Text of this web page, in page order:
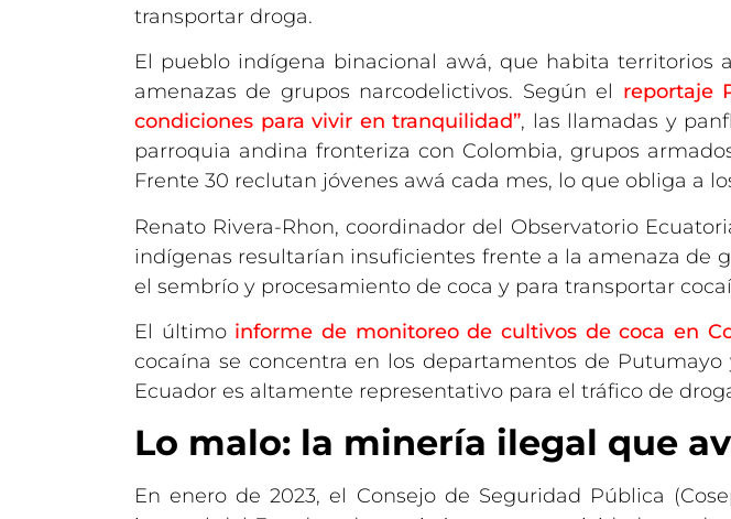
transportar droga.
El pueblo indígena binacional awá, que habita territorios
amenazas de grupos narcodelictivos. Según el reportaje
condiciones para vivir en tranquilidad”, las llamadas y
parroquia andina fronteriza con Colombia, grupos
Frente 30 reclutan jóvenes awá cada mes, lo que obliga a
Renato Rivera-Rhon, coordinador del Observatorio
indígenas resultarían insuficientes frente a la amenaza de
el sembrío y procesamiento de coca y para transportar
El último informe de monitoreo de cultivos de coca en
cocaína se concentra en los departamentos de
Ecuador es altamente representativo para el tráfico de
Lo malo: la minería ilegal que
En enero de 2023, el Consejo de Seguridad Pública